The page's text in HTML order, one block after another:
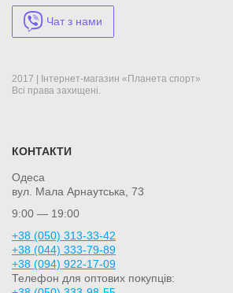
Чат з нами
2017 | Інтернет-магазин «Планета спорт»
Всі права захищені.
КОНТАКТИ
Одеса
вул. Мала Арнаутська, 73
9:00 — 19:00
+38 (050) 313-33-42
+38 (044) 333-79-89
+38 (094) 922-17-09
Телефон для оптових покупців: